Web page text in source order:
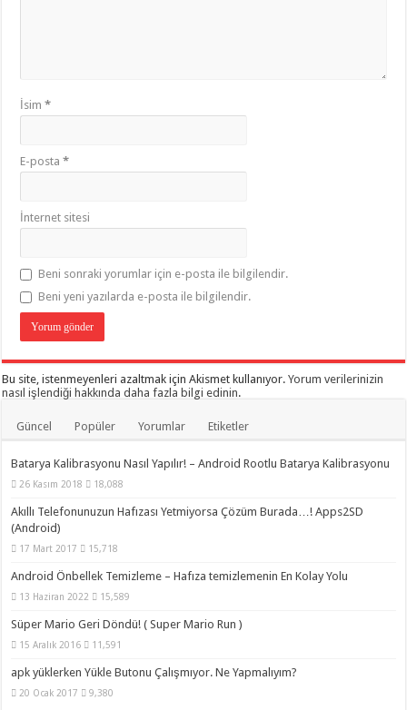
İsim*
E-posta*
İnternet sitesi
Beni sonraki yorumlar için e-posta ile bilgilendir.
Beni yeni yazılarda e-posta ile bilgilendir.
Bu site, istenmeyenleri azaltmak için Akismet kullanıyor.Yorum verilerinizin
nasıl işlendiği hakkında daha fazla bilgi edinin.
Güncel Popüler Yorumlar Etiketler
Batarya Kalibrasyonu Nasıl Yapılır! – Android Rootlu Batarya Kalibrasyonu
26 Kasım 2018 18,088
Akıllı Telefonunuzun Hafızası Yetmiyorsa Çözüm Burada…! Apps2SD
(Android)
17 Mart 2017 15,718
Android Önbellek Temizleme – Hafıza temizlemenin En Kolay Yolu
13 Haziran 2022 15,589
Süper Mario Geri Döndü! ( Super Mario Run )
15 Aralık 2016 11,591
apk yüklerken Yükle Butonu Çalışmıyor. Ne Yapmalıyım?
20 Ocak 2017 9,380